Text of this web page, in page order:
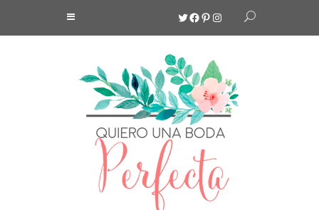
Twitter
Facebook
Pinterest
Instagram